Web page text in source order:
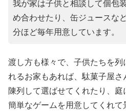
我が家は子供と相談して個包
め合わせたり、缶ジュースな
分ほど毎年用意しています。
渡し方も様々で、子供たちを列
れるお家もあれば、駄菓子屋
陳列して選ばせてくれたり、
簡単なゲームを用意してくれ